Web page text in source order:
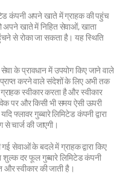
कंपनी अपने खाते में ग्राहक की पहुंच
खाते में निहित सेवाओं, खाता
से रोका जा सकता है। यह स्थिति
सेवा के प्रावधान में उपयोग किए जाने वाले
करने वाले संदेशों के लिए अभी तक
ग्राहक स्वीकार करता है और स्वीकार
पर और किसी भी समय ऐसी ऊपरी
फ्लावर गुब्बारे लिमिटेड कंपनी द्वारा
से चार्ज की जाएगी।
गई सेवाओं के बदले में ग्राहक द्वारा किए
शुल्क दर फूल गुब्बारे लिमिटेड कंपनी
और स्वीकार की जाती है।